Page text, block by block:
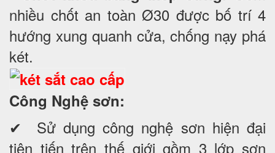
nhiều chốt an toàn Ø30 được bố trí 4
hướng xung quanh cửa, chống nạy phá
két.
Công Nghệ sơn:
✔ Sử dụng công nghệ sơn hiện đại
tiên tiến trên thế giới gồm 3 lớp sơn